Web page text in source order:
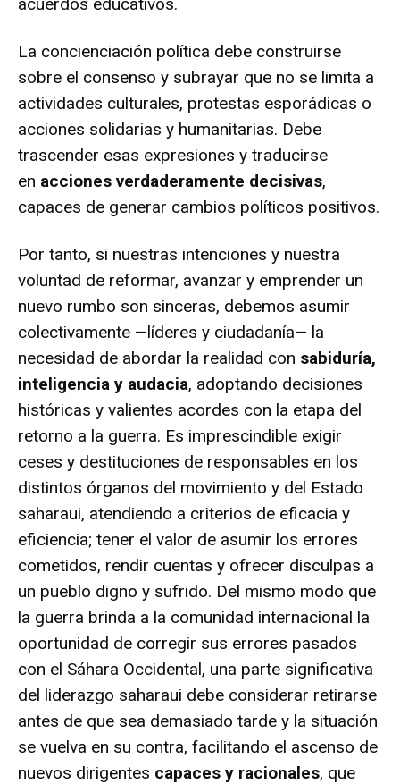
La concienciación política debe construirse
sobre el consenso y subrayar que no se limita a
actividades culturales, protestas esporádicas o
acciones solidarias y humanitarias. Debe
trascender esas expresiones y traducirse
en acciones verdaderamente decisivas,
capaces de generar cambios políticos positivos.
Por tanto, si nuestras intenciones y nuestra
voluntad de reformar, avanzar y emprender un
nuevo rumbo son sinceras, debemos asumir
colectivamente —líderes y ciudadanía— la
necesidad de abordar la realidad con sabiduría,
inteligencia y audacia, adoptando decisiones
históricas y valientes acordes con la etapa del
retorno a la guerra. Es imprescindible exigir
ceses y destituciones de responsables en los
distintos órganos del movimiento y del Estado
saharaui, atendiendo a criterios de eficacia y
eficiencia; tener el valor de asumir los errores
cometidos, rendir cuentas y ofrecer disculpas a
un pueblo digno y sufrido. Del mismo modo que
la guerra brinda a la comunidad internacional la
oportunidad de corregir sus errores pasados
con el Sáhara Occidental, una parte significativa
del liderazgo saharaui debe considerar retirarse
antes de que sea demasiado tarde y la situación
se vuelva en su contra, facilitando el ascenso de
nuevos dirigentes capaces y racionales, que